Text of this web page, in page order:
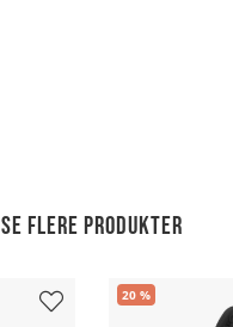
Se flere produkter
20